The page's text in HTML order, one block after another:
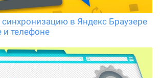
синхронизацию в Яндекс Браузере
и телефоне